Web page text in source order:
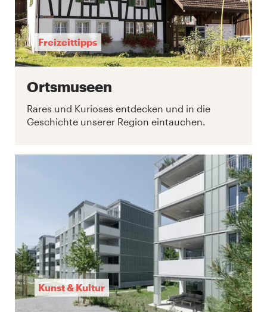
Freizeittipps
Ortsmuseen
Rares und Kurioses entdecken und in die
Geschichte unserer Region eintauchen.
Kunst & Kultur